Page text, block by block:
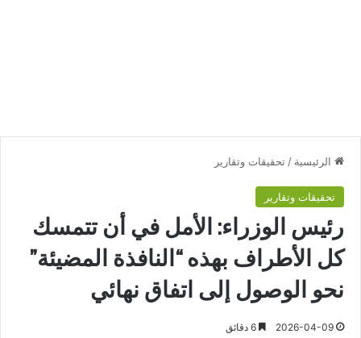
الرئيسية / تحقيقات وتقارير
تحقيقات وتقارير
رئيس الوزراء: الأمل في أن تتمسك
كل الأطراف بهذه “النافذة المضيئة”
نحو الوصول إلى اتفاق نهائي
2026-04-09